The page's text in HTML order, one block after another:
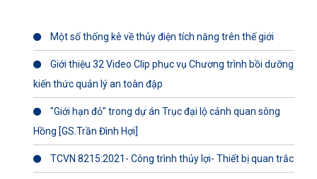
Một số thống kê về thủy điện tích năng trên thế giới
Giới thiệu 32 Video Clip phục vụ Chương trình bồi dưỡng
kiến thức quản lý an toàn đập
"Giới hạn đỏ" trong dự án Trục đại lộ cảnh quan sông
Hồng [GS.Trần Đình Hợi]
TCVN 8215:2021- Công trình thủy lợi- Thiết bị quan trắc